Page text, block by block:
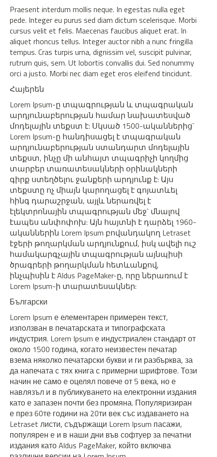
Praesent interdum mollis neque. In egestas nulla eget
pede. Integer eu purus sed diam dictum scelerisque. Morbi
cursus velit et felis. Maecenas faucibus aliquet erat. In
aliquet rhoncus tellus. Integer auctor nibh a nunc fringilla
tempus. Cras turpis urna, dignissim vel, suscipit pulvinar,
rutrum quis, sem. Ut lobortis convallis dui. Sed nonummy
orci a justo. Morbi nec diam eget eros eleifend tincidunt.
Հայերեն
Lorem Ipsum-ը տպագրության և տպագրական
արդյունաբերության համար նախատեսված
մոդելային տեքստ է: Սկսած 1500-ականներից`
Lorem Ipsum-ը հանդիսացել է տպագրական
արդյունաբերության ստանդարտ մոդելային
տեքստ, ինչը մի անհայտ տպագրիչի կողմից
տարբեր տառատեսակների օրինակների
գիրք ստեղծելու ջանքերի արդյունք է: Այս
տեքստը ոչ միայն կարողացել է գոյատևել
հինգ դարաշրջան, այլև ներառվել է
էլեկտրոնային տպագրության մեջ` մնալով
էապես անփոփոխ: Այն հայտնի է դարձել 1960-
ականներին Lorem Ipsum բովանդակող Letraset
էջերի թողարկման արդյունքում, իսկ ավելի ուշ
համակարգչային տպագրության այնպիսի
ծրագրերի թողարկման հետևանքով,
ինչպիսին է Aldus PageMaker-ը, որը ներառում է
Lorem Ipsum-ի տարատեսակներ:
Български
Lorem Ipsum е елементарен примерен текст,
използван в печатарската и типографската
индустрия. Lorem Ipsum е индустриален стандарт от
около 1500 година, когато неизвестен печатар
взема няколко печатарски букви и ги разбърква, за
да напечата с тях книга с примерни шрифтове. Този
начин не само е оцелял повече от 5 века, но е
навлязъл и в публикуването на електронни издания
като е запазен почти без промяна. Популяризиран
е през 60те години на 20ти век със издаването на
Letraset листи, съдържащи Lorem Ipsum пасажи,
популярен е и в наши дни във софтуер за печатни
издания като Aldus PageMaker, който включва